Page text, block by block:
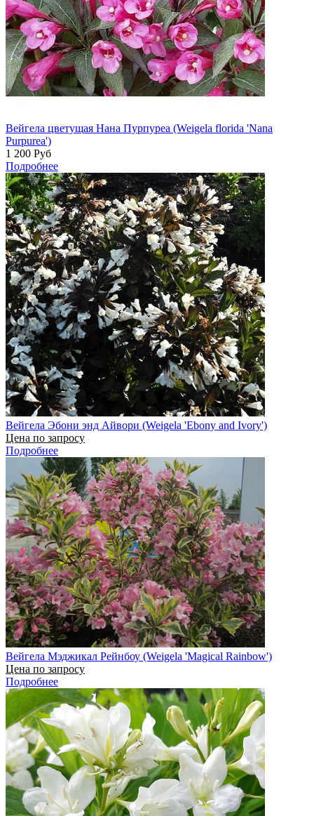
Вейгела цветущая Нана Пурпуреа (Weigela florida 'Nana
Purpurea')
1 200 Руб
Подробнее
Вейгела Эбони энд Айвори (Weigela 'Ebony and Ivory')
Цена по запросу
Подробнее
Вейгела Мэджикал Рейнбоу (Weigela 'Magical Rainbow')
Цена по запросу
Подробнее